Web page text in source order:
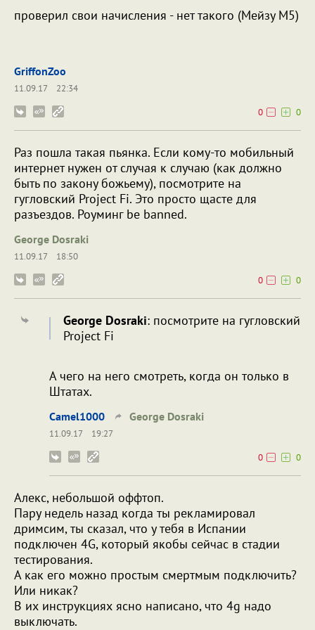
проверил свои начисления - нет такого (Мейзу М5)
GriffonZoo
11.09.17
22:34
0
0
Раз пошла такая пьянка. Если кому-то мобильный
интернет нужен от случая к случаю (как должно
быть по закону божьему), посмотрите на
гугловский Project Fi. Это просто щасте для
разъездов. Роуминг be banned.
George Dosraki
11.09.17
18:50
0
0
George Dosraki: посмотрите на гугловский
Project Fi
А чего на него смотреть, когда он только в
Штатах.
Camel1000 George Dosraki
11.09.17
19:27
0
0
Алекс, небольшой оффтоп.
Пару недель назад когда ты рекламировал
дримсим, ты сказал, что у тебя в Испании
подключен 4G, который якобы сейчас в стадии
тестирования.
А как его можно простым смертмым подключить?
Или никак?
В их инструкциях ясно написано, что 4g надо
выключать.